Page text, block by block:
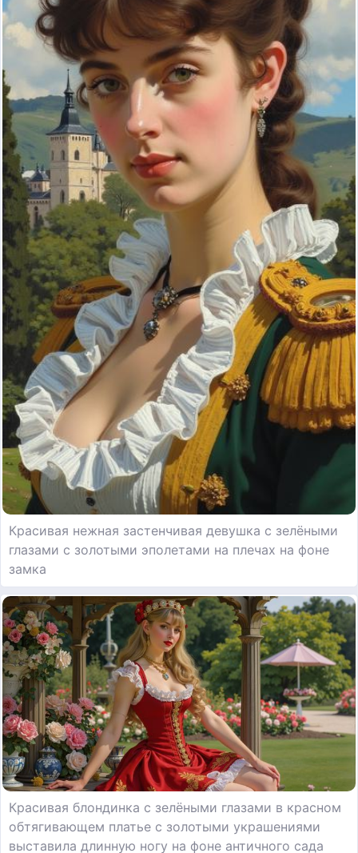
Красивая нежная застенчивая девушка с зелёными
глазами с золотыми эполетами на плечах на фоне
замка
Красивая блондинка с зелёными глазами в красном
обтягивающем платье с золотыми украшениями
выставила длинную ногу на фоне античного сада